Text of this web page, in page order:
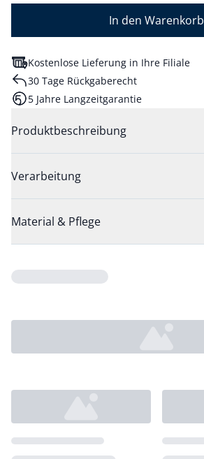
In den Warenkorb
Kostenlose Lieferung in Ihre Filiale
30 Tage Rückgaberecht
5 Jahre Langzeitgarantie
Produktbeschreibung
Verarbeitung
Material & Pflege